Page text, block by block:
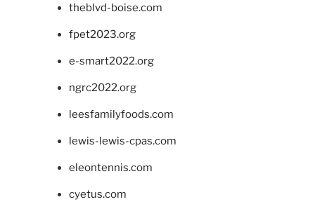
theblvd-boise.com
fpet2023.org
e-smart2022.org
ngrc2022.org
leesfamilyfoods.com
lewis-lewis-cpas.com
eleontennis.com
cyetus.com